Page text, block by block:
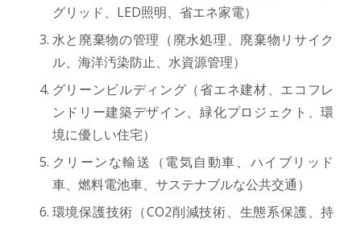
グリッド、LED照明、省エネ家電）
水と廃棄物の管理（廃水処理、廃棄物リサイク
ル、海洋汚染防止、水資源管理）
グリーンビルディング（省エネ建材、エコフレ
ンドリー建築デザイン、緑化プロジェクト、環
境に優しい住宅）
クリーンな輸送（電気自動車、ハイブリッド
車、燃料電池車、サステナブルな公共交通）
環境保護技術（CO2削減技術、生態系保護、持